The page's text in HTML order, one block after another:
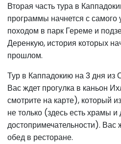
Вторая часть тура в
программы начнется с
походом в парк Гереме и
Деренкую, история которых
прошлом.
Тур в Каппадокию на 3 дня из
Вас ждет прогулка в каньон
смотрите на карте), который
не только (здесь есть храмы и
достопримечательности). Вас
обед в ресторане.